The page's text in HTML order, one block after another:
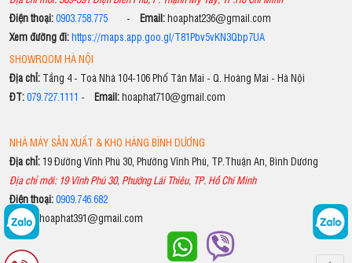
Điện thoại:0903.758.775- Email:hoaphat236@gmail.com
Xem đường đi:https://maps.app.goo.gl/T81Pbv5vKN3Qbp7UA
SHOWROOM HÀ NỘI
Địa chỉ:Tầng 4 - Toà Nhà 104-106 Phố Tân Mai - Q. Hoàng Mai - Hà Nội
ĐT:079.727.1111 - Email:hoaphat710@gmail.com
NHÀ MÁY SẢN XUẤT & KHO HÀNG BÌNH DƯƠNG
Địa chỉ:19 Đường Vĩnh Phú 30, Phường Vĩnh Phú, TP.Thuận An, Bình Dương
Địa chỉ mới: 19 Vĩnh Phú 30, Phường Lái Thiêu, TP. Hồ Chí Minh
Điện thoại:0909.746.682
Email:hoaphat391@gmail.com